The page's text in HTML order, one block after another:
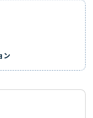
ン